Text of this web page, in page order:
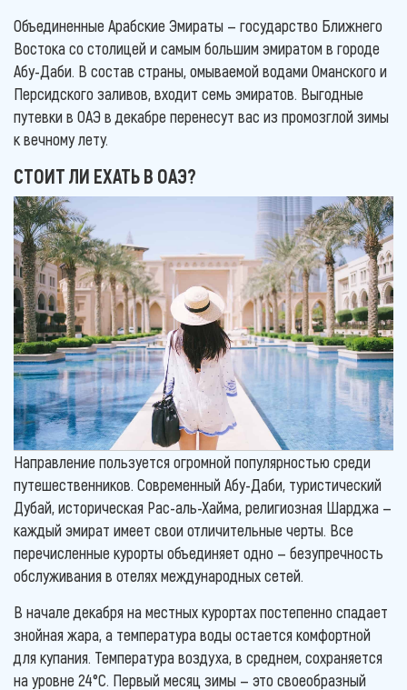
Объединенные Арабские Эмираты — государство Ближнего
Востока со столицей и самым большим эмиратом в городе
Абу-Даби. В состав страны, омываемой водами Оманского и
Персидского заливов, входит семь эмиратов. Выгодные
путевки в ОАЭ в декабре перенесут вас из промозглой зимы
к вечному лету.
СТОИТ ЛИ ЕХАТЬ В ОАЭ?
Направление пользуется огромной популярностью среди
путешественников. Современный Абу-Даби, туристический
Дубай, историческая Рас-аль-Хайма, религиозная Шарджа —
каждый эмират имеет свои отличительные черты. Все
перечисленные курорты объединяет одно — безупречность
обслуживания в отелях международных сетей.
В начале декабря на местных курортах постепенно спадает
знойная жара, а температура воды остается комфортной
для купания. Температура воздуха, в среднем, сохраняется
на уровне 24°С. Первый месяц зимы — это своеобразный